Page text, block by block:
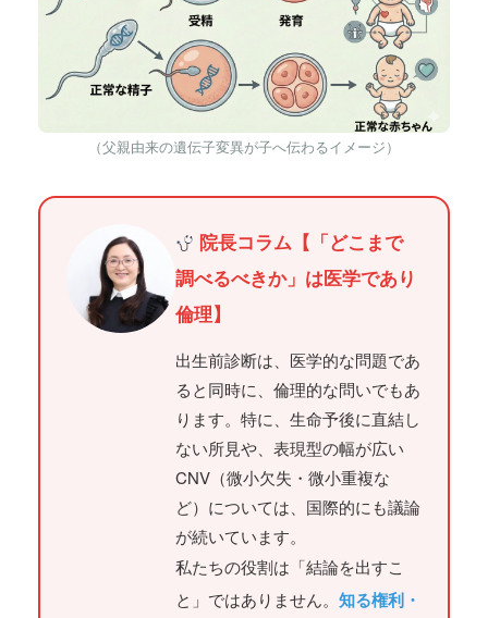
（父親由来の遺伝子変異が子へ伝わるイメージ）
院長コラム【「どこまで
調べるべきか」は医学であり
倫理】
出生前診断は、医学的な問題であ
ると同時に、倫理的な問いでもあ
ります。特に、生命予後に直結し
ない所見や、表現型の幅が広い
CNV（微小欠失・微小重複な
ど）については、国際的にも議論
が続いています。
私たちの役割は「結論を出すこ
と」ではありません。 知る権利・